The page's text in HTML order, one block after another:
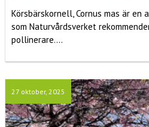
Körsbärskornell, Cornus mas är en
som Naturvårdsverket
pollinerare....
27 oktober, 2025